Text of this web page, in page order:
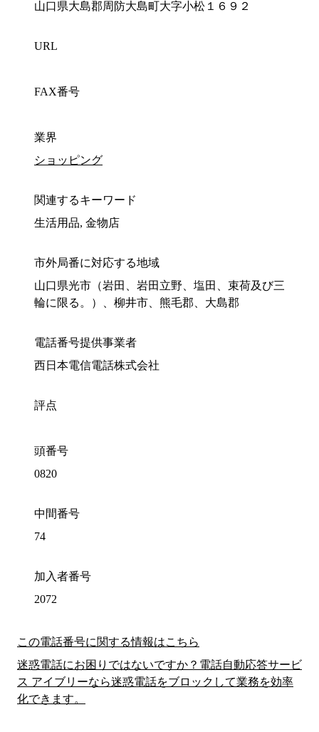
山口県大島郡周防大島町大字小松１６９２
URL
FAX番号
業界
ショッピング
関連するキーワード
生活用品, 金物店
市外局番に対応する地域
山口県光市（岩田、岩田立野、塩田、束荷及び三
輪に限る。）、柳井市、熊毛郡、大島郡
電話番号提供事業者
西日本電信電話株式会社
評点
頭番号
0820
中間番号
74
加入者番号
2072
この電話番号に関する情報はこちら
迷惑電話にお困りではないですか？電話自動応答サービ
ス アイブリーなら迷惑電話をブロックして業務を効率
化できます。